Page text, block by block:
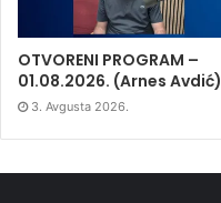
OTVORENI PROGRAM –
01.08.2026. (Arnes Avdić)
3. Avgusta 2026.